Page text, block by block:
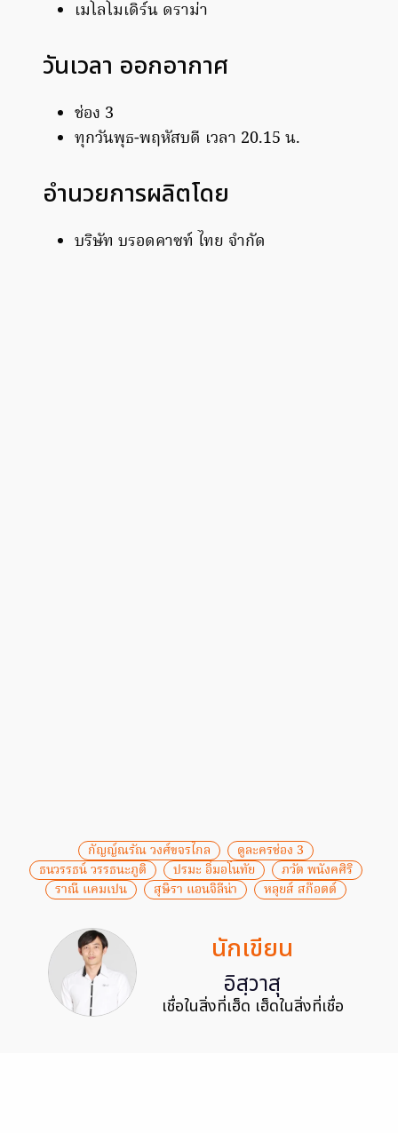
เมโลโมเดิร์น ดราม่า
วันเวลา ออกอากาศ
ช่อง 3
ทุกวันพุธ-พฤหัสบดี เวลา 20.15 น.
อำนวยการผลิตโดย
บริษัท บรอดคาซท์ ไทย จำกัด
กัญญ์ณรัณ วงศ์ขจรไกล
ดูละครช่อง 3
ธนวรรธน์ วรรธนะภูติ
ปรมะ อิ่มอโนทัย
ภวัต พนังคศิริ
ราณี แคมเปน
สุษิรา แอนจิลีน่า หลุยส์ สก๊อตต์
นักเขียน
อิสฺวาสุ
เชื่อในสิ่งที่เฮ็ด เฮ็ดในสิ่งที่เชื่อ